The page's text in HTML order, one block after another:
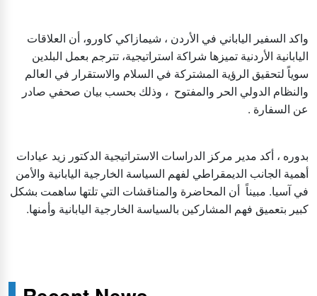
واكد السفير الياباني في الأردن ، شيمازاكي كاورو، أن العلاقات
اليابانية الأردنية تميزها شراكة استراتيجية، تترجم بعمل البلدين
سوياً لتحقيق الرؤية المشتركة في السلام والاستقرار في العالم
والنظام الدولي الحر والمفتوح ، وذلك بحسب بيان صحفي صادر
عن السفارة .
بدوره ، أكد مدير مركز الدراسات الاستراتيجية الدكتور زيد عيادات
أهمية الجانب الديمقراطي لفهم السياسة الخارجية اليابانية والأمن
في آسيا. مبيناً أن المحاضرة والمناقشات التي تلتها ساهمت بشكل
كبير بتعميق فهم المشاركين بالسياسة الخارجية اليابانية وأمنها.